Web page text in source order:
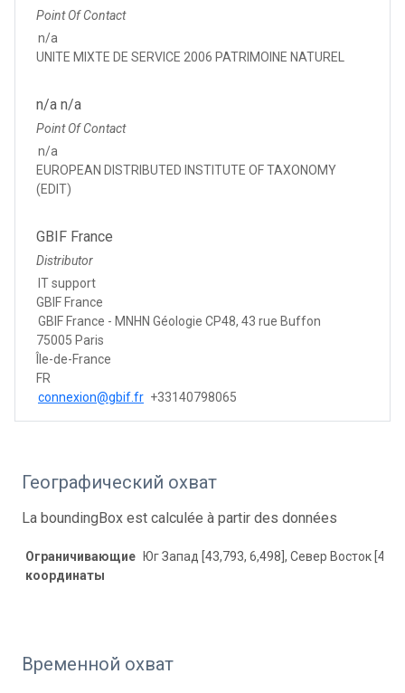
Point Of Contact
n/a
UNITE MIXTE DE SERVICE 2006 PATRIMOINE NATUREL
n/a n/a
Point Of Contact
n/a
EUROPEAN DISTRIBUTED INSTITUTE OF TAXONOMY
(EDIT)
GBIF France
Distributor
IT support
GBIF France
GBIF France - MNHN Géologie CP48, 43 rue Buffon
75005 Paris
Île-de-France
FR
connexion@gbif.fr +33140798065
Географический охват
La boundingBox est calculée à partir des données
Ограничивающие
координаты
Юг Запад [43,793, 6,498], Север Восток
Временной охват